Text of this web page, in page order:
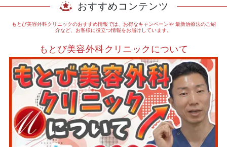
おすすめコンテンツ
もとび美容外科クリニックのおすすめ情報では、お得なキャンペーンや最新治療法のご紹
介など、お客様に役立つ情報をお届けしています。
もとび美容外科クリニックについて